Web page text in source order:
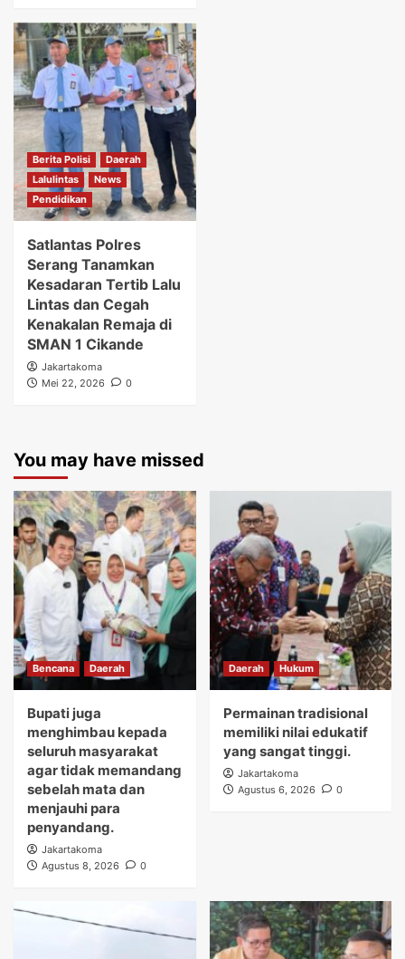
Berita Polisi
Daerah
Lalulintas
News
Pendidikan
Satlantas Polres
Serang Tanamkan
Kesadaran Tertib Lalu
Lintas dan Cegah
Kenakalan Remaja di
SMAN 1 Cikande
Jakartakoma
Mei 22, 2026
0
You may have missed
Bencana Daerah
Bupati juga
menghimbau kepada
seluruh masyarakat
agar tidak memandang
sebelah mata dan
menjauhi para
penyandang.
Jakartakoma
Agustus 8, 2026
0
Daerah Hukum
Permainan tradisional
memiliki nilai edukatif
yang sangat tinggi.
Jakartakoma
Agustus 6, 2026
0